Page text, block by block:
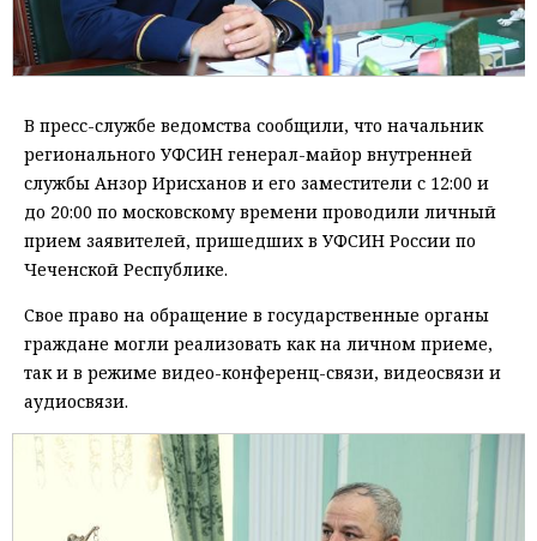
В пресс-службе ведомства сообщили, что начальник
регионального УФСИН генерал-майор внутренней
службы Анзор Ирисханов и его заместители с 12:00 и
до 20:00 по московскому времени проводили личный
прием заявителей, пришедших в УФСИН России по
Чеченской Республике.
Свое право на обращение в государственные органы
граждане могли реализовать как на личном приеме,
так и в режиме видео-конференц-связи, видеосвязи и
аудиосвязи.